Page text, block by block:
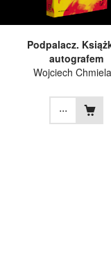
Podpalacz.
autografem
Wojciech
...